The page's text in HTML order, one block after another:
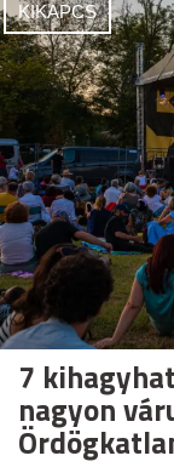
KIKAPCS
7
nagyon